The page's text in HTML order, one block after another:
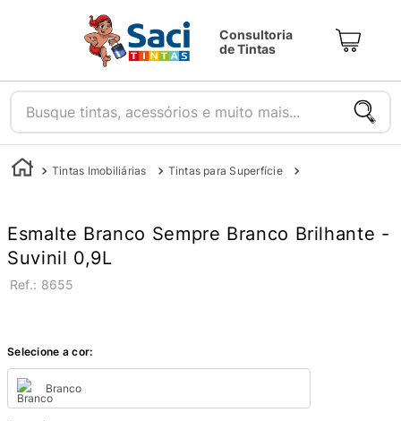
Consultoria
de Tintas
Busque tintas, acessórios e muito mais...
Tintas Imobiliárias Tintas para Superfície
Esmalte Branco Sempre Branco Brilhante -
Suvinil 0,9L
: 8655
Selecione a cor:
Branco